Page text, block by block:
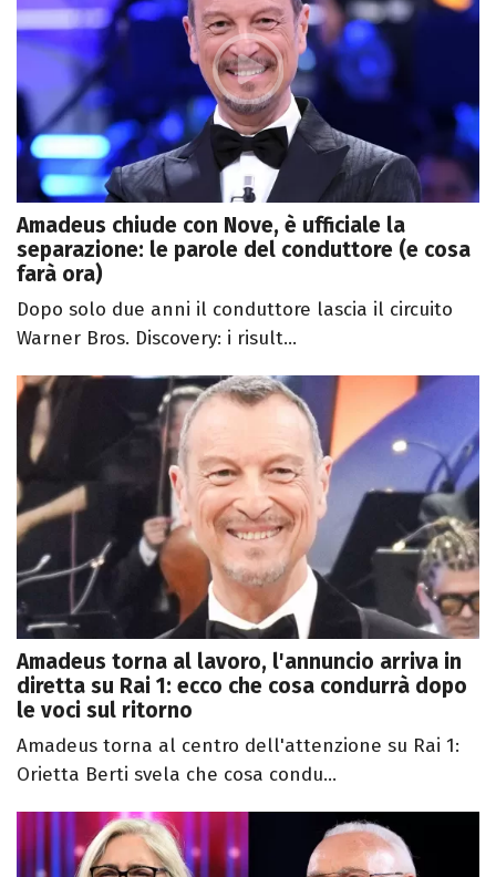
Amadeus chiude con Nove, è ufficiale la
separazione: le parole del conduttore (e cosa
farà ora)
Dopo solo due anni il conduttore lascia il circuito
Warner Bros. Discovery: i risult...
Amadeus torna al lavoro, l'annuncio arriva in
diretta su Rai 1: ecco che cosa condurrà dopo
le voci sul ritorno
Amadeus torna al centro dell'attenzione su Rai 1:
Orietta Berti svela che cosa condu...